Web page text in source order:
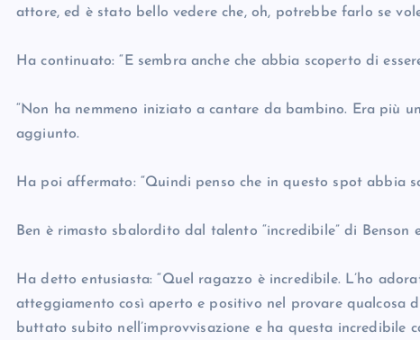
attore, ed è stato bello vedere che, oh, potrebbe farlo se
Ha continuato: “E sembra anche che abbia scoperto di
“Non ha nemmeno iniziato a cantare da bambino. Era più
aggiunto.
Ha poi affermato: “Quindi penso che in questo spot abbia
Ben è rimasto sbalordito dal talento “incredibile” di
Ha detto entusiasta: “Quel ragazzo è incredibile. L’ho
atteggiamento così aperto e positivo nel provare qualcosa
buttato subito nell’improvvisazione e ha questa incredibile